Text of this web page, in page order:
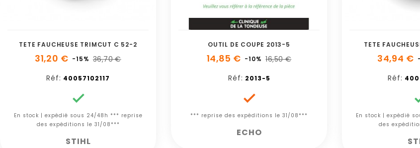
TETE FAUCHEUSE TRIMCUT C 52-2
31,20 € -15% 36,70 €
Réf: 40057102117

En stock | expédié sous 24/48h *** reprise
des expéditions le 31/08***
STIHL
OUTIL DE COUPE 2013-5
14,85 € -10% 16,50 €
Réf: 2013-5

*** reprise des expéditions le 31/08***
ECHO
TETE
34,94 €
Réf:
En stock | expédié
des